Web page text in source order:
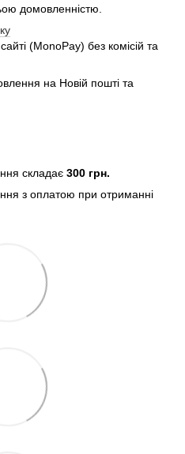
домовленністю.
(MonoPay) без комісій та
на Новій пошті та
складає 300 грн.
з оплатою при отриманні